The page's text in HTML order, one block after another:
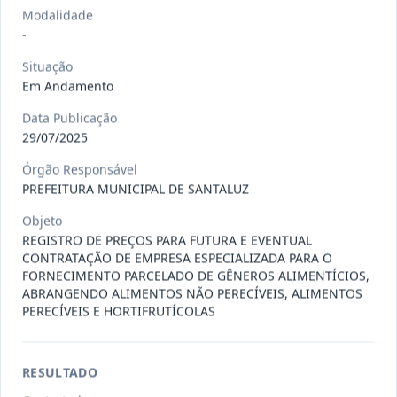
Data:13/07/2026
027/2026
Pregão
Eletrônico
PRESTADORA DE SERVIÇO DE
Situação
Em Andamento
Data :13/07/2026
025/2026
Pregão
Eletrônico
REGISTRO DE PREÇO PARA A
CONTRATAÇÃO DE EMPRESA PARA
LOCAÇÃO...
Situação:
Em Andamento
Modalidade
-
Situação
Em Andamento
Data Publicação
29/07/2025
Órgão Responsável
PREFEITURA MUNICIPAL DE SANTALUZ
Objeto
REGISTRO DE PREÇOS PARA FUTURA E EVENTUAL
CONTRATAÇÃO DE EMPRESA ESPECIALIZADA PARA O
FORNECIMENTO PARCELADO DE GÊNEROS ALIMENTÍCIOS,
ABRANGENDO ALIMENTOS NÃO PERECÍVEIS, ALIMENTOS
PERECÍVEIS E HORTIFRUTÍCOLAS
RESULTADO